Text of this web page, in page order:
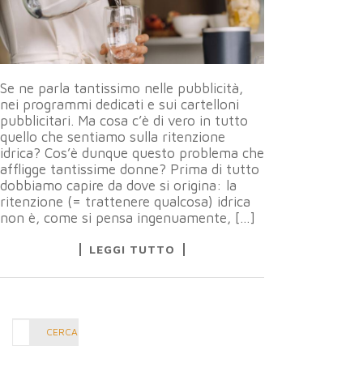
Se ne parla tantissimo nelle pubblicità,
nei programmi dedicati e sui cartelloni
pubblicitari. Ma cosa c’è di vero in tutto
quello che sentiamo sulla ritenzione
idrica? Cos’è dunque questo problema che
affligge tantissime donne? Prima di tutto
dobbiamo capire da dove si origina: la
ritenzione (= trattenere qualcosa) idrica
non è, come si pensa ingenuamente, […]
LEGGI TUTTO
CERCA